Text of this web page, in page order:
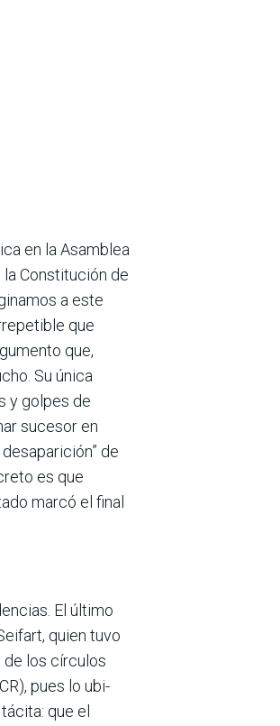
en la Asamblea
Constitución de
a este
que
que,
Su única
y golpes de
sucesor en
de
es que
marcó el final
El último
quien tuvo
de los círculos
pues lo ubi­
que el